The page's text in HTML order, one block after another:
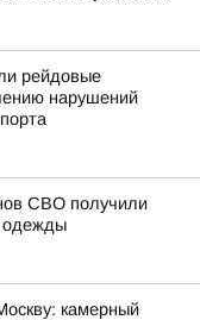
рейдовые
нарушений
СВО получили
одежды
камерный